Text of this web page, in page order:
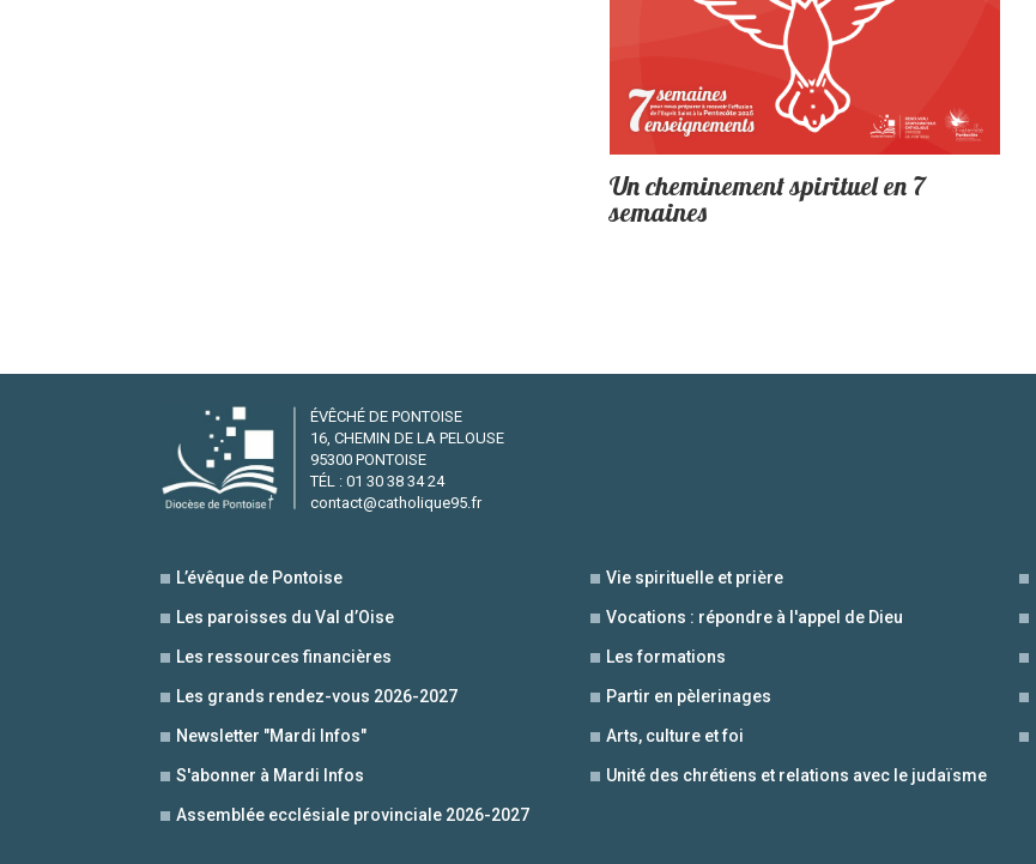
Un cheminement spirituel en 7
semaines
ÉVÊCHÉ DE PONTOISE
16, CHEMIN DE LA PELOUSE
95300 PONTOISE
TÉL : 01 30 38 34 24
contact@catholique95.fr
L’évêque de Pontoise
Les paroisses du Val d’Oise
Les ressources financières
Les grands rendez-vous 2026-2027
Newsletter "Mardi Infos"
S'abonner à Mardi Infos
Assemblée ecclésiale provinciale 2026-2027
Vie spirituelle et prière
Vocations : répondre à l'appel de Dieu
Les formations
Partir en pèlerinages
Arts, culture et foi
Unité des chrétiens et relations avec le judaïsme